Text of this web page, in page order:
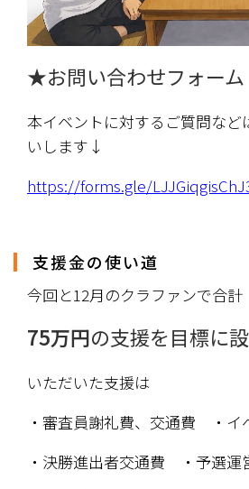
★お問い合わせフォーム
本イベントに対するご質問など
いします↓
https://forms.gle/
支援金の使い道
今回と12月のクラファンで合計
75万円の支援を目標に設
いただいた支援は
・審査員謝礼費、交通費　・
・決勝進出者交通費　・予選運